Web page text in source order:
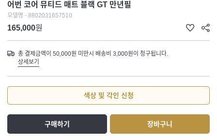
어번 코어 뮤티드 매트 블랙 GT 만년필
모델명 - 8802031657510
165,000원
총 결제금액이 50,000원 미만시 배송비 3,000원이 청구됩니다.
상세보기
색상 및 각인 신청
구매하기 장바구니